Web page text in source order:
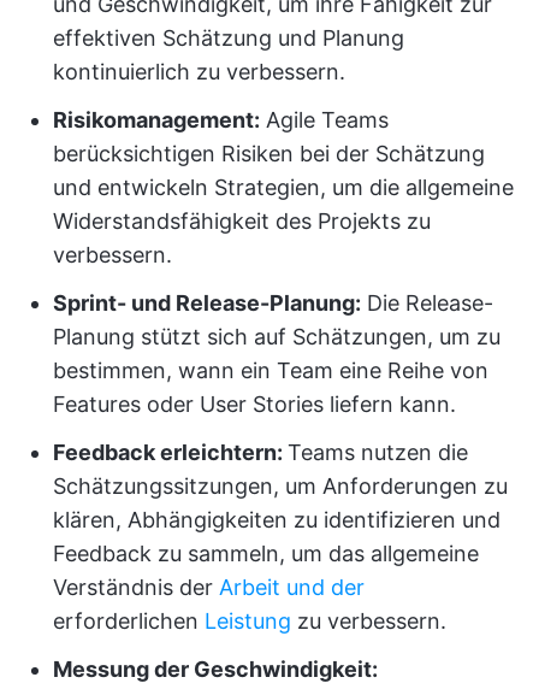
effektiven Schätzung und Planung
kontinuierlich zu verbessern.
Risikomanagement: Agile Teams
berücksichtigen Risiken bei der Schätzung
und entwickeln Strategien, um die allgemeine
Widerstandsfähigkeit des Projekts zu
verbessern.
Sprint- und Release-Planung: Die Release-
Planung stützt sich auf Schätzungen, um zu
bestimmen, wann ein Team eine Reihe von
Features oder User Stories liefern kann.
Feedback erleichtern: Teams nutzen die
Schätzungssitzungen, um Anforderungen zu
klären, Abhängigkeiten zu identifizieren und
Feedback zu sammeln, um das allgemeine
Verständnis der Arbeit und der
erforderlichen Leistung zu verbessern.
Messung der Geschwindigkeit: